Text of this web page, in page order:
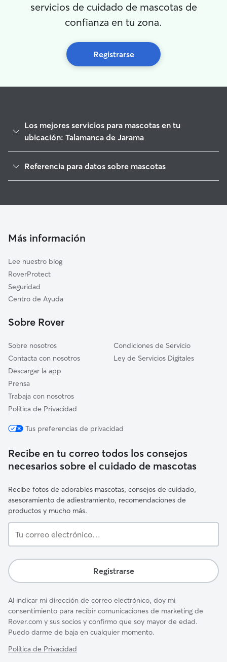
servicios de cuidado de mascotas de
confianza en tu zona.
Registrarse
Los mejores servicios para mascotas en tu
ubicación: Talamanca de Jarama
Cuidado de mascota en Talamanca de Jarama
Guarderia Canina en Talamanca de Jarama
Cuidadores de Gatos en Talamanca de Jarama
Referencia para datos sobre mascotas
Más información
Lee nuestro blog
RoverProtect
Seguridad
Centro de Ayuda
Sobre Rover
Sobre nosotros
Contacta con nosotros
Descargar la app
Prensa
Trabaja con nosotros
Política de Privacidad
Condiciones de Servicio
Ley de Servicios Digitales
Tus preferencias de privacidad
Recibe en tu correo todos los consejos
necesarios sobre el cuidado de mascotas
Recibe fotos de adorables mascotas, consejos de cuidado,
asesoramiento de adiestramiento, recomendaciones de
productos y mucho más.
correo
Registrarse
Al indicar mi dirección de correo electrónico, doy mi
consentimiento para recibir comunicaciones de marketing de
Rover.com y sus socios y confirmo que soy mayor de edad.
Puedo darme de baja en cualquier momento.
Política de Privacidad